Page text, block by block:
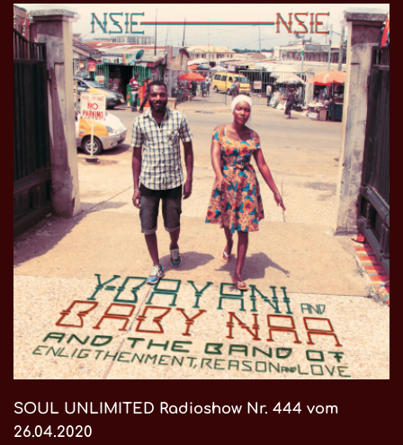
SOUL UNLIMITED Radioshow Nr. 444 vom
26.04.2020